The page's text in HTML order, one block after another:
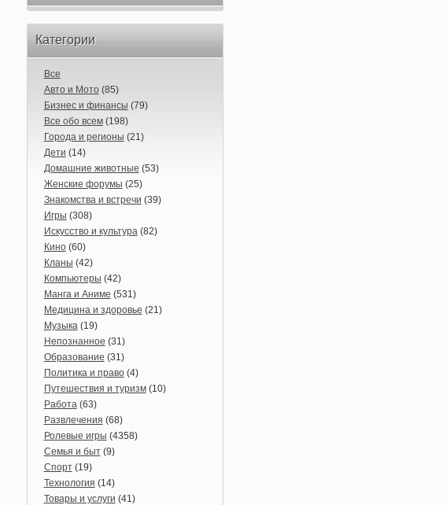
Категории
Все
Авто и Мото(85)
Бизнес и финансы (79)
Все обо всем(198)
Города и регионы (21)
Дети (14)
Домашние животные (53)
Женские форумы (25)
Знакомства и встречи (39)
Игры (308)
Искусство и культура(82)
Кино(60)
Кланы (42)
Компьютеры (42)
Манга и Аниме (531)
Медицина и здоровье (21)
Музыка(19)
Непознанное (31)
Образование (31)
Политика и право(4)
Путешествия и туризм(10)
Работа(63)
Развлечения (68)
Ролевые игры (4358)
Семья и быт(9)
Спорт(19)
Технология (14)
Товары и услуги (41)